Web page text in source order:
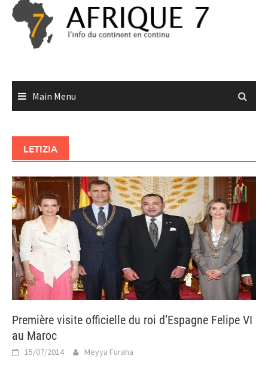
Skip
content
Main Menu
LETIZIA
Première visite officielle du roi d’Espagne Felipe VI
au Maroc
15/07/2014 Meyya Furaha